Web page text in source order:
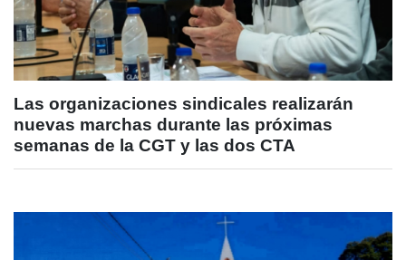
Las organizaciones sindicales realizarán
nuevas marchas durante las próximas
semanas de la CGT y las dos CTA